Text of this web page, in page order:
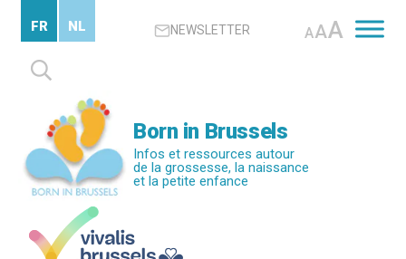
contenu
principal
NEWSLETTER AAA
Rechercher :
FR NL
Born in Brussels
Infos et ressources autour
de la grossesse, la naissance
et la petite enfance